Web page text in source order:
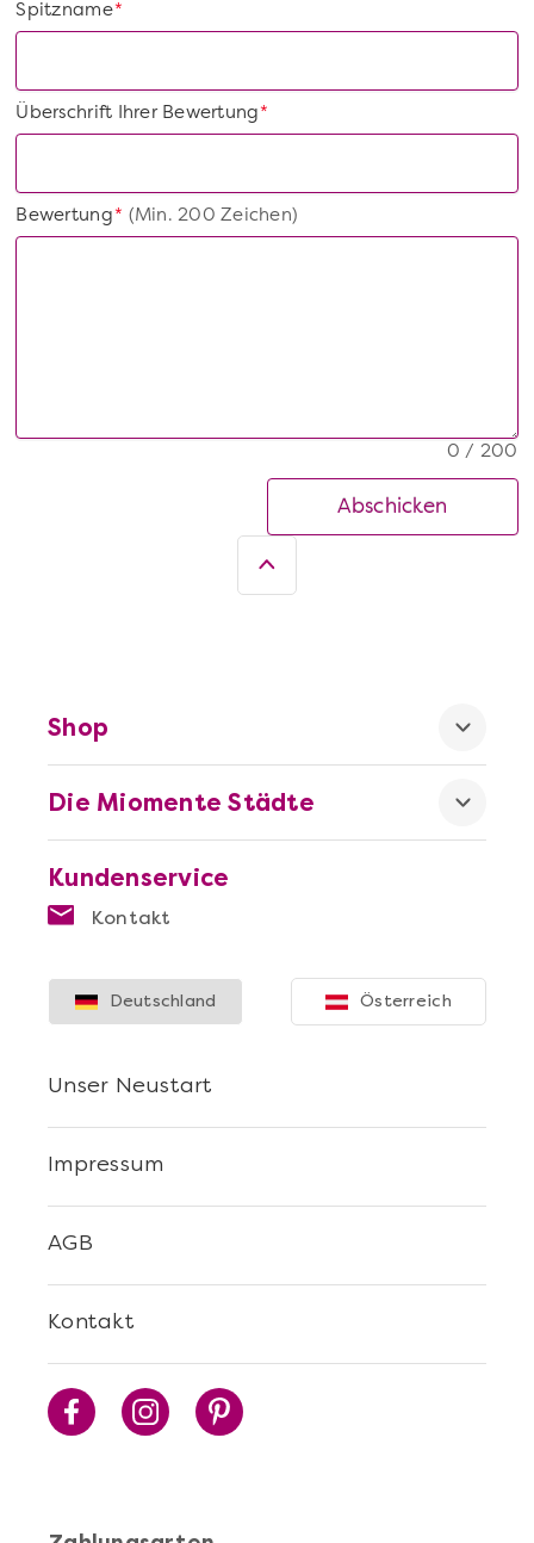
*
Spitzname
*
Überschrift Ihrer Bewertung
*
Bewertung(Min. 200 Zeichen)
0 / 200
Abschicken
Kundenservice
Kontakt
Die Miomente Städte
Shop
Kontakt
AGB
Impressum
Unser Neustart
Deutschland Österreich